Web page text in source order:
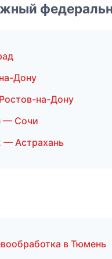
Дону
на-Дону
— Сочи
Астрахань
в Тюмень